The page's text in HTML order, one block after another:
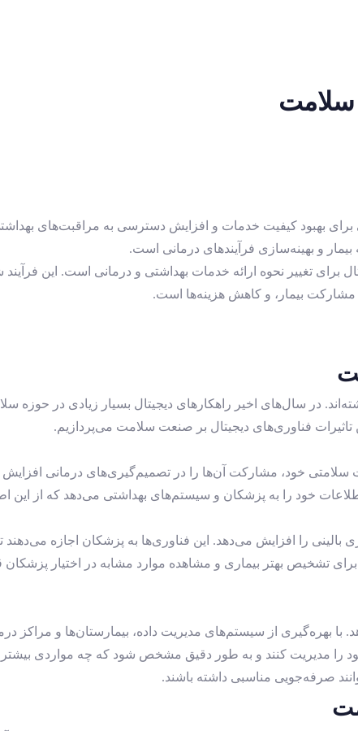
سلامت
بهبود کیفیت خدمات و افزایش دسترسی به مراقبت‌های بهداشتی
و بهینه‌سازی فرآیندهای درمانی است.
مشارکت بیمار، و کاهش هزینه‌ها است.
در سال‌های اخیر راهکارهای دیجیتال بسیار زیادی در
فناوری‌های دیجیتال بر صنعت سلامت می‌پردازیم.
سلامتی خود، مشارکت آن‌ها را در تصمیم‌گیری‌های درمانی
خود را به پزشکان و سیستم‌های بهداشتی می‌دهد که از این
را افزایش می‌دهد. این فناوری‌ها به پزشکان اجازه می‌دهند
تشخیص بهتر بیماری و مشاهده موارد مشابه در اختیار پزشکان
با بهره‌گیری از سیستم‌های مدیریت داده، بیمارستان‌ها و مراکز
را مدیریت کنند و به طور دقیق مشخص شود که چه مواردی
صرفه‌جویی مناسبی داشته باشند.